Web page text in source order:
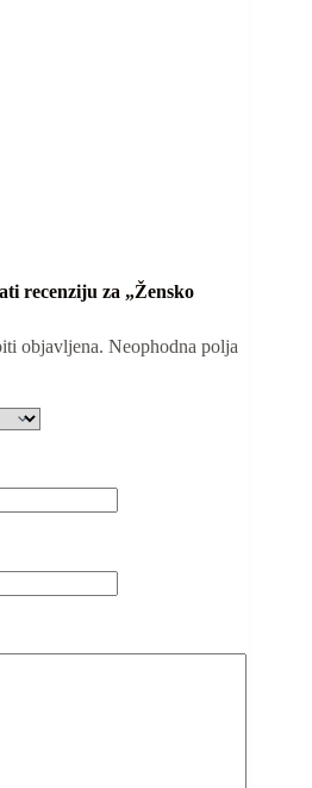
recenziju za „Žensko
objavljena. Neophodna polja